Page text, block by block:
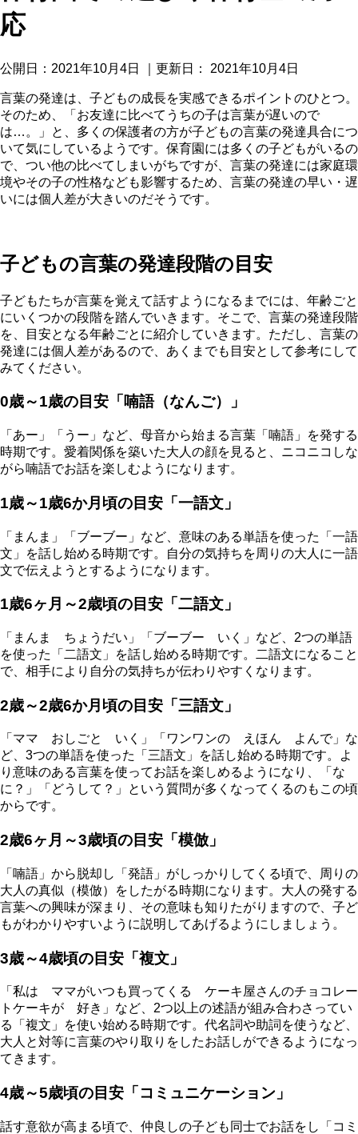
応
公開日： 2021年10月4日 ｜更新日： 2021年10月4日
言葉の発達は、子どもの成長を実感できるポイントのひとつ。
そのため、「お友達に比べてうちの子は言葉が遅いので
は…。」と、多くの保護者の方が子どもの言葉の発達具合につ
いて気にしているようです。保育園には多くの子どもがいるの
で、つい他の比べてしまいがちですが、言葉の発達には家庭環
境やその子の性格なども影響するため、言葉の発達の早い・遅
いには個人差が大きいのだそうです。
子どもの言葉の発達段階の目安
子どもたちが言葉を覚えて話すようになるまでには、年齢ごと
にいくつかの段階を踏んでいきます。そこで、言葉の発達段階
を、目安となる年齢ごとに紹介していきます。ただし、言葉の
発達には個人差があるので、あくまでも目安として参考にして
みてください。
0歳～1歳の目安「喃語（なんご）」
「あー」「うー」など、母音から始まる言葉「喃語」を発する
時期です。愛着関係を築いた大人の顔を見ると、ニコニコしな
がら喃語でお話を楽しむようになります。
1歳～1歳6か月頃の目安「一語文」
「まんま」「ブーブー」など、意味のある単語を使った「一語
文」を話し始める時期です。自分の気持ちを周りの大人に一語
文で伝えようとするようになります。
1歳6ヶ月～2歳頃の目安「二語文」
「まんま ちょうだい」「ブーブー いく」など、2つの単語
を使った「二語文」を話し始める時期です。二語文になること
で、相手により自分の気持ちが伝わりやすくなります。
2歳～2歳6か月頃の目安「三語文」
「ママ おしごと いく」「ワンワンの えほん よんで」な
ど、3つの単語を使った「三語文」を話し始める時期です。よ
り意味のある言葉を使ってお話を楽しめるようになり、「な
に？」「どうして？」という質問が多くなってくるのもこの頃
からです。
2歳6ヶ月～3歳頃の目安「模倣」
「喃語」から脱却し「発語」がしっかりしてくる頃で、周りの
大人の真似（模倣）をしたがる時期になります。大人の発する
言葉への興味が深まり、その意味も知りたがりますので、子ど
もがわかりやすいように説明してあげるようにしましょう。
3歳～4歳頃の目安「複文」
「私は ママがいつも買ってくる ケーキ屋さんのチョコレー
トケーキが 好き」など、2つ以上の述語が組み合わさってい
る「複文」を使い始める時期です。代名詞や助詞を使うなど、
大人と対等に言葉のやり取りをしたお話しができるようになっ
てきます。
4歳～5歳頃の目安「コミュニケーション」
話す意欲が高まる頃で、仲良しの子ども同士でお話をし「コミ